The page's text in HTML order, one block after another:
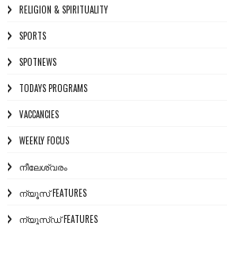
RELIGION & SPIRITUALITY
SPORTS
SPOTNEWS
TODAYS PROGRAMS
VACCANCIES
WEEKLY FOCUS
നീലേശ്വരം
ന്യൂസ് FEATURES
ന്യൂസ്ഡ് FEATURES